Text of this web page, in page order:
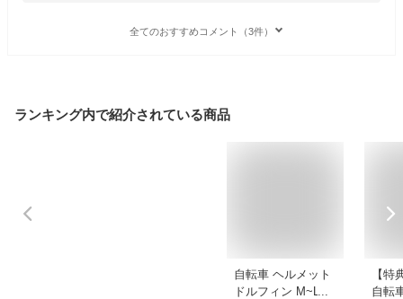
全てのおすすめコメント（3件）
ランキング内で紹介されている商品
自転車 ヘルメット
ドルフィン M~L 頭
【特
自転